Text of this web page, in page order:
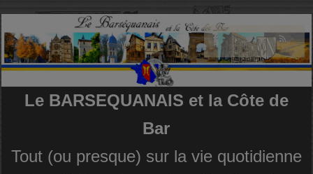
Le BARSEQUANAIS et la Côte de
Bar
Tout (ou presque) sur la vie quotidienne